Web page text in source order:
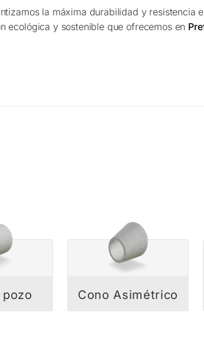
la máxima durabilidad y resistencia
ecológica y sostenible que ofrecemos en
Cono Asimétrico